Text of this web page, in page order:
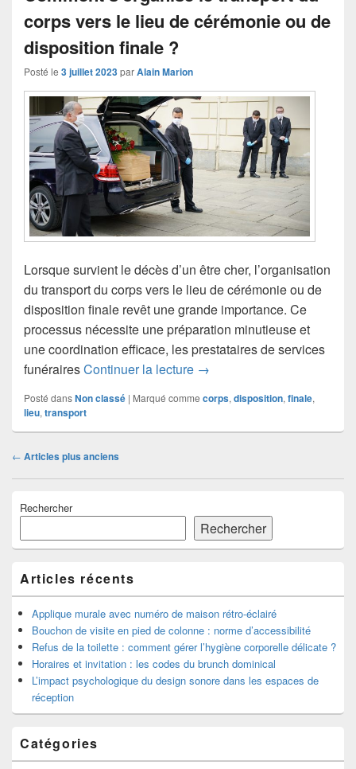
corps vers le lieu de cérémonie ou de
disposition finale ?
Posté le 3 juillet 2023parAlain Marion
Lorsque survient le décès d’un être cher, l’organisation
du transport du corps vers le lieu de cérémonie ou de
disposition finale revêt une grande importance. Ce
processus nécessite une préparation minutieuse et
une coordination efficace, les prestataires de services
funérairesContinuer la lecture Comment s’organise le
→
Posté dansNon classé | Marqué comme corps, disposition, finale,
lieu, transport
Navigation
articles
← Articles plus anciens
principale
widget
pour
barre
latérale
Rechercher
Rechercher
Articles récents
Applique murale avec numéro de maison rétro-éclairé
Bouchon de visite en pied de colonne : norme d’accessibilité
Refus de la toilette : comment gérer l’hygiène corporelle délicate ?
Horaires et invitation : les codes du brunch dominical
L’impact psychologique du design sonore dans les espaces de
réception
Catégories